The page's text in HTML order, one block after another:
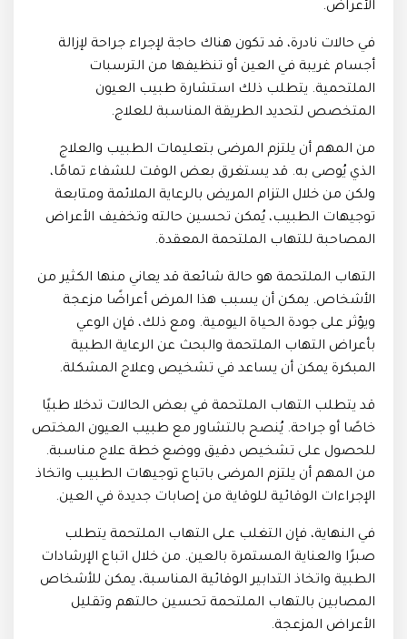
الأعراض.
في حالات نادرة، قد تكون هناك حاجة لإجراء جراحة لإزالة
أجسام غريبة في العين أو تنظيفها من الترسبات
الملتحمية. يتطلب ذلك استشارة طبيب العيون
المتخصص لتحديد الطريقة المناسبة للعلاج.
من المهم أن يلتزم المرضى بتعليمات الطبيب والعلاج
الذي يُوصى به. قد يستغرق بعض الوقت للشفاء تمامًا،
ولكن من خلال التزام المريض بالرعاية الملائمة ومتابعة
توجيهات الطبيب، يُمكن تحسين حالته وتخفيف الأعراض
المصاحبة للتهاب الملتحمة المعقدة.
التهاب الملتحمة هو حالة شائعة قد يعاني منها الكثير من
الأشخاص. يمكن أن يسبب هذا المرض أعراضًا مزعجة
ويؤثر على جودة الحياة اليومية. ومع ذلك، فإن الوعي
بأعراض التهاب الملتحمة والبحث عن الرعاية الطبية
المبكرة يمكن أن يساعد في تشخيص وعلاج المشكلة.
قد يتطلب التهاب الملتحمة في بعض الحالات تدخلا طبيًا
خاصًا أو جراحة. يُنصح بالتشاور مع طبيب العيون المختص
للحصول على تشخيص دقيق ووضع خطة علاج مناسبة.
من المهم أن يلتزم المرضى باتباع توجيهات الطبيب واتخاذ
الإجراءات الوقائية للوقاية من إصابات جديدة في العين.
في النهاية، فإن التغلب على التهاب الملتحمة يتطلب
صبرًا والعناية المستمرة بالعين. من خلال اتباع الإرشادات
الطبية واتخاذ التدابير الوقائية المناسبة، يمكن للأشخاص
المصابين بالتهاب الملتحمة تحسين حالتهم وتقليل
الأعراض المزعجة.